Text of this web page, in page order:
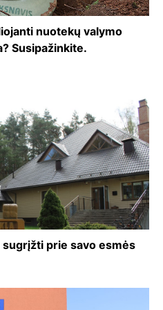
nuotekų valymo
Susipažinkite.
sugrįžti prie savo esmės